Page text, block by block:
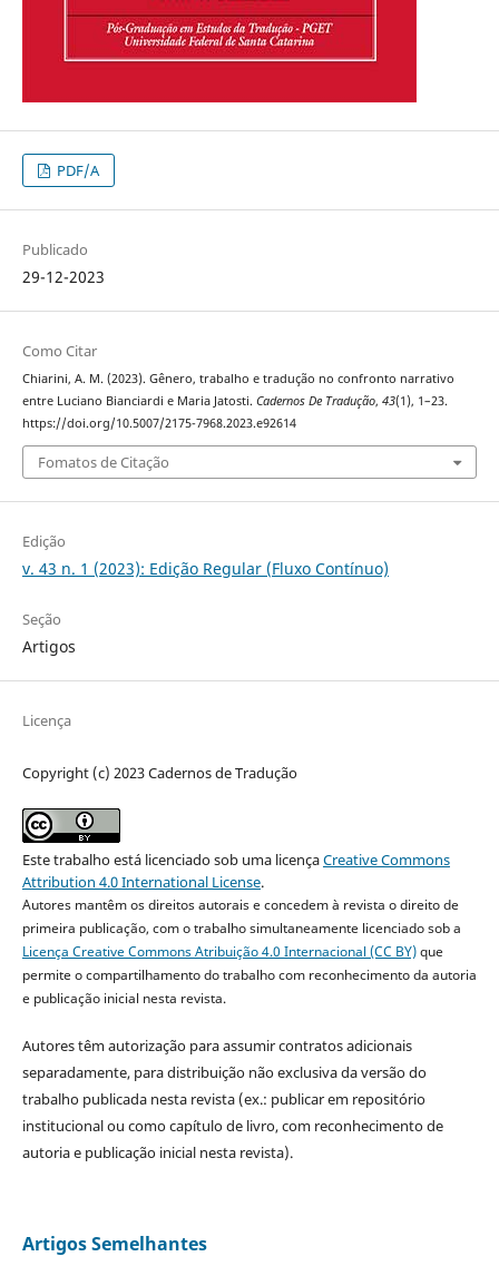
PDF/A
Publicado
29-12-2023
Como Citar
Chiarini, A. M. (2023). Gênero, trabalho e tradução no confronto narrativo
entre Luciano Bianciardi e Maria Jatosti. Cadernos De Tradução, 43(1), 1–23.
https://doi.org/10.5007/2175-7968.2023.e92614
Fomatos de Citação
Edição
v. 43 n. 1 (2023): Edição Regular (Fluxo Contínuo)
Seção
Artigos
Licença
Copyright (c) 2023 Cadernos de Tradução
Este trabalho está licenciado sob uma licençaCreative Commons
Attribution 4.0 International License.
Autores mantêm os direitos autorais e concedem à revista o direito de
primeira publicação, com o trabalho simultaneamente licenciado sob a
Licença Creative Commons Atribuição 4.0 Internacional (CC BY)que
permite o compartilhamento do trabalho com reconhecimento da autoria
e publicação inicial nesta revista.
Autores têm autorização para assumir contratos adicionais
separadamente, para distribuição não exclusiva da versão do
trabalho publicada nesta revista (ex.: publicar em repositório
institucional ou como capítulo de livro, com reconhecimento de
autoria e publicação inicial nesta revista).
Artigos Semelhantes